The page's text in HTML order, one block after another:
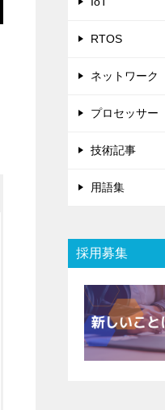
RTOS
ネットワーク
プロセッサー
技術記事
用語集
採用募集